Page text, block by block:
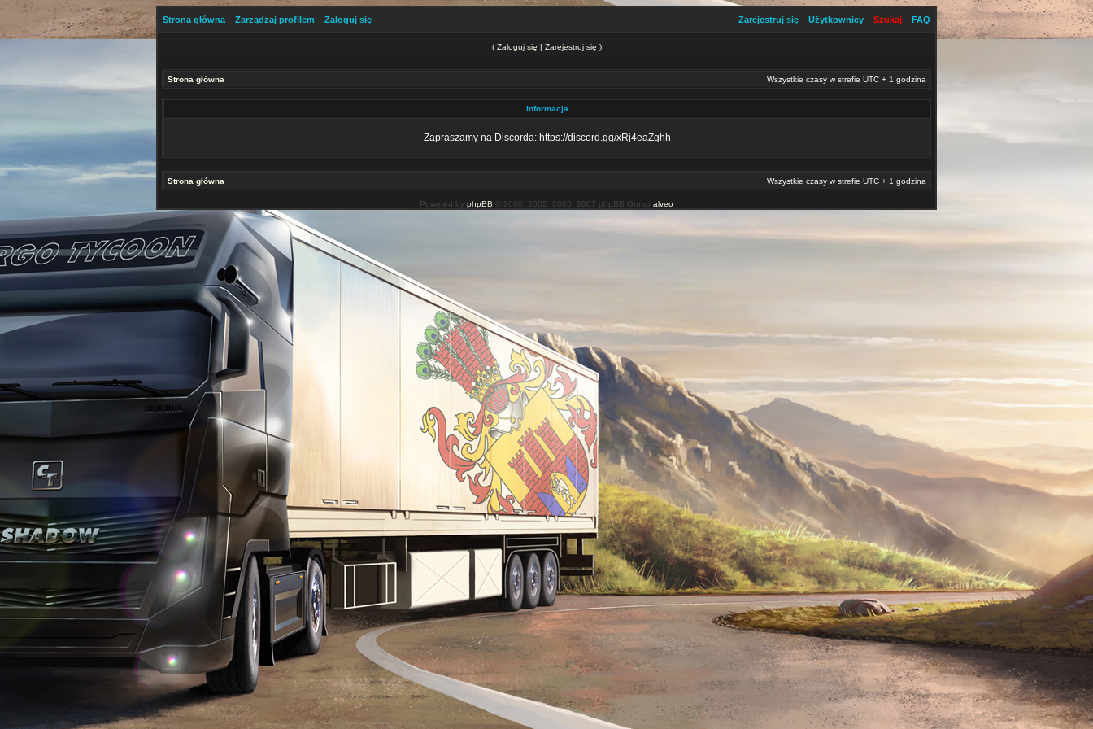
Strona główna Zarządzaj profilem Zaloguj się FAQ
Szukaj
Użytkownicy
Zarejestruj się
( Zaloguj się | Zarejestruj się )
Strona główna Wszystkie czasy w strefie UTC + 1 godzina
Informacja
Zapraszamy na Discorda: https://discord.gg/xRj4eaZghh
Strona główna Wszystkie czasy w strefie UTC + 1 godzina
Powered by phpBB © 2000, 2002, 2005, 2007 phpBB Group alveo